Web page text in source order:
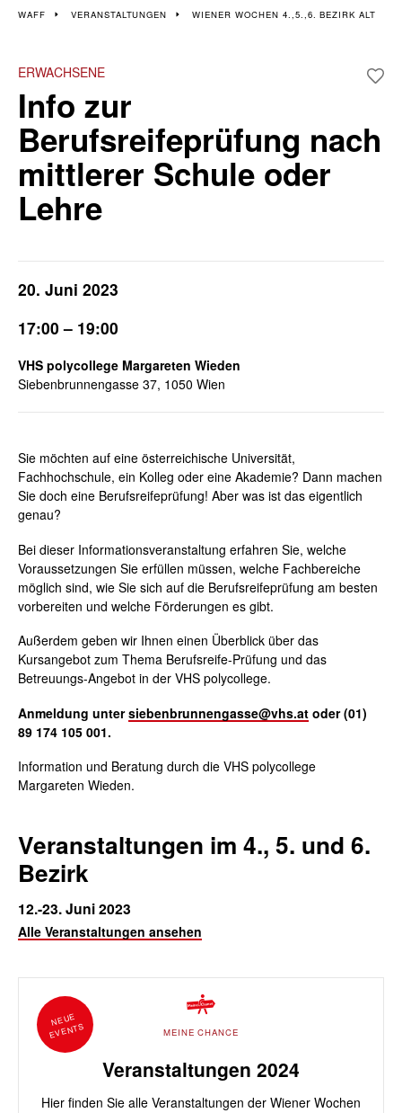
Veranstaltungen im 4., 5.
und 6. Bezirk
Wiener Wochen für Beruf und Weiterbildung | 4. - 15. November
WAFF VERANSTALTUNGEN WIENER WOCHEN 4.,5.,6. BEZIRK ALT
ERWACHSENE
Info zur
Berufsreifeprüfung nach
mittlerer Schule oder
Lehre
20. Juni 2023
17:00 – 19:00
VHS polycollege Margareten Wieden
Siebenbrunnengasse 37, 1050 Wien
Sie möchten auf eine österreichische Universität,
Fachhochschule, ein Kolleg oder eine Akademie? Dann machen
Sie doch eine Berufsreifeprüfung! Aber was ist das eigentlich
genau?
Bei dieser Informationsveranstaltung erfahren Sie, welche
Voraussetzungen Sie erfüllen müssen, welche Fachbereiche
möglich sind, wie Sie sich auf die Berufsreifeprüfung am besten
vorbereiten und welche Förderungen es gibt.
Außerdem geben wir Ihnen einen Überblick über das
Kursangebot zum Thema Berufsreife-Prüfung und das
Betreuungs-Angebot in der VHS polycollege.
Anmeldung untersiebenbrunnengasse@vhs.at oder (01)
89 174 105 001.
Information und Beratung durch die VHS polycollege
Margareten Wieden.
Veranstaltungen im 4., 5. und 6.
Bezirk
12.-23. Juni 2023
Alle Veranstaltungen ansehen
MEINE CHANCE
Veranstaltungen 2024
Hier finden Sie alle Veranstaltungen der Wiener Wochen
NEUE
EVENTS